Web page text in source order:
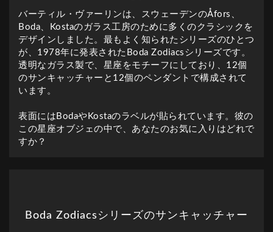
バーティル・ヴァーリンは、スウェーデンのÅfors、
Boda、Kostaのガラス工房のために多くのクラシックを
デザインしました。最もよく知られたシリーズのひとつ
が、1978年に発表されたBoda Zodiacsシリーズです。
透明なガラス製で、星座をモチーフにしており、12個
のサンキャッチャーと12個のペンダントで構成されて
います。
表面にはBodaやKostaのラベルが貼られています。彼の
この星座オブジェの中で、あなたのお気に入りはどれで
すか？
Boda Zodiacsシリーズのサンキャッチャー